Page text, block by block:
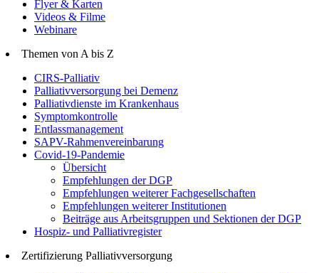
Flyer & Karten
Videos & Filme
Webinare
Themen von A bis Z
CIRS-Palliativ
Palliativversorgung bei Demenz
Palliativdienste im Krankenhaus
Symptomkontrolle
Entlassmanagement
SAPV-Rahmenvereinbarung
Covid-19-Pandemie
Übersicht
Empfehlungen der DGP
Empfehlungen weiterer Fachgesellschaften
Empfehlungen weiterer Institutionen
Beiträge aus Arbeitsgruppen und Sektionen der DGP
Hospiz- und Palliativregister
Zertifizierung Palliativversorgung